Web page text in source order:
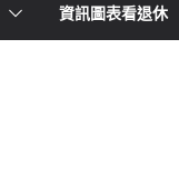
資訊圖表看退休